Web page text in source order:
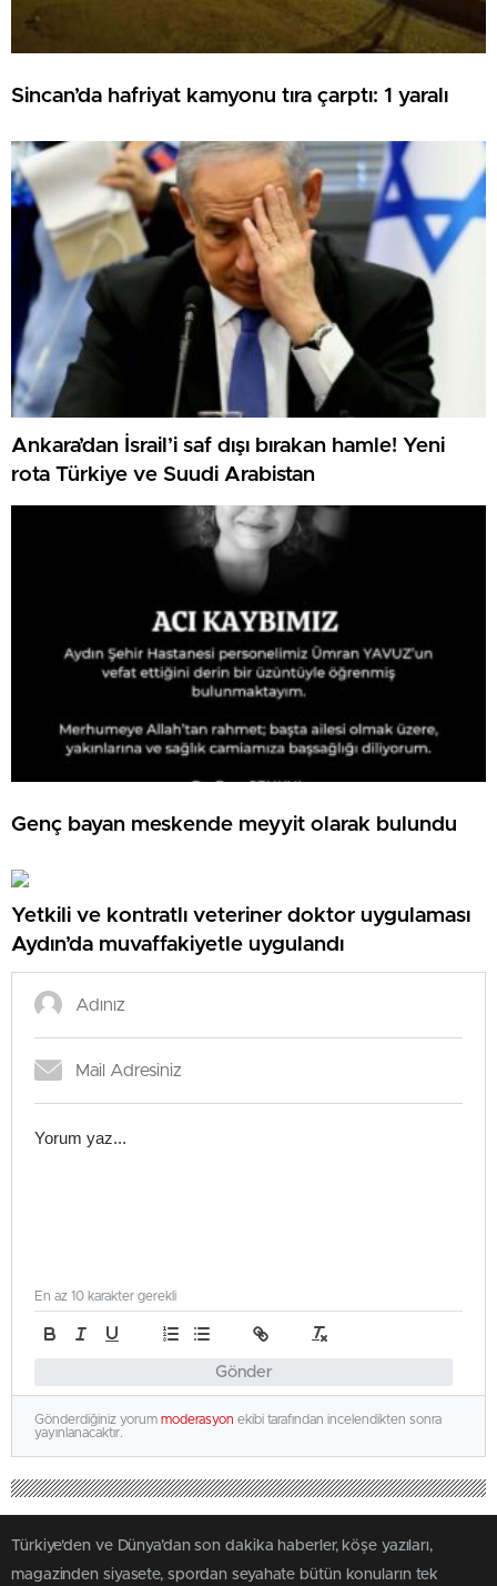
Sincan’da hafriyat kamyonu tıra çarptı: 1 yaralı
Ankara’dan İsrail’i saf dışı bırakan hamle! Yeni
rota Türkiye ve Suudi Arabistan
Genç bayan meskende meyyit olarak bulundu
Yetkili ve kontratlı veteriner doktor uygulaması
Aydın’da muvaffakiyetle uygulandı
Gönder
En az 10 karakter gerekli
Gönderdiğiniz yorum moderasyon ekibi tarafından incelendikten sonra
yayınlanacaktır.
Türkiye'den ve Dünya’dan son dakika haberler, köşe yazıları,
magazinden siyasete, spordan seyahate bütün konuların tek